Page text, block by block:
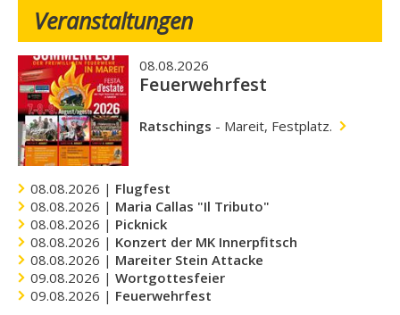
Veranstaltungen
08.08.2026
Feuerwehrfest
Ratschings - Mareit, Festplatz.
08.08.2026 | Flugfest
08.08.2026 | Maria Callas "Il Tributo"
08.08.2026 | Picknick
08.08.2026 | Konzert der MK Innerpfitsch
08.08.2026 | Mareiter Stein Attacke
09.08.2026 | Wortgottesfeier
09.08.2026 | Feuerwehrfest